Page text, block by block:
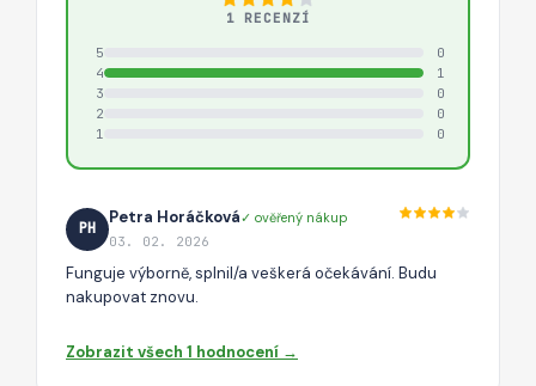
1 RECENZÍ
5
0
4
1
3
0
2
0
1
0
PH
Petra Horáčková✓ ověřený nákup
03. 02. 2026
Funguje výborně, splnil/a veškerá očekávání. Budu
nakupovat znovu.
Zobrazit všech 1 hodnocení →